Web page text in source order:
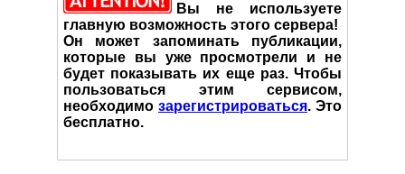
Вы не используете
главную возможность этого сервера!
Он может запоминать публикации,
которые вы уже просмотрели и не
будет показывать их еще раз. Чтобы
пользоваться этим сервисом,
необходимо зарегистрироваться. Это
бесплатно.